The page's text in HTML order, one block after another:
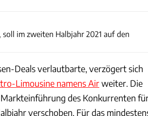
im zweiten Halbjahr 2021 auf den
Deals verlautbarte, verzögert sich
Limousine namens Airweiter. Die
des Konkurrenten
verschoben. Für das